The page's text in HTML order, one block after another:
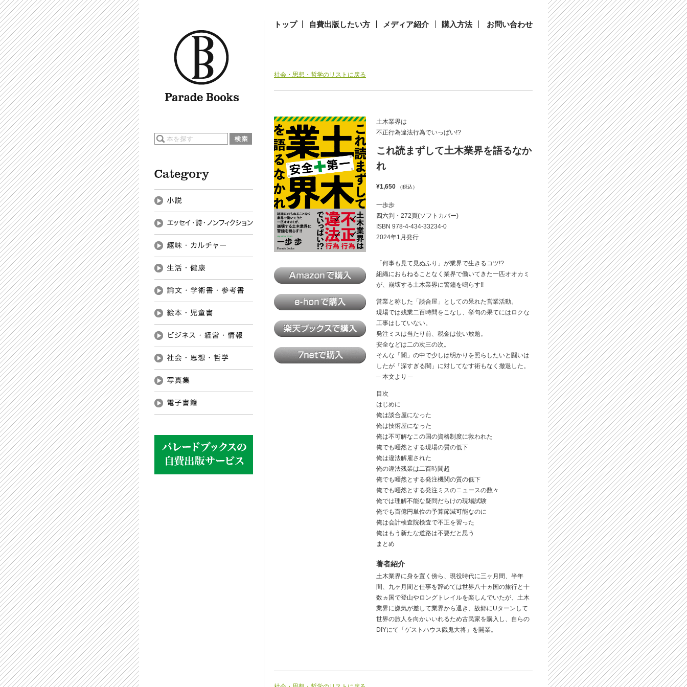
トップ 自費出版したい方 メディア紹介 購入方法 お問い合わせ
社会・思想・哲学のリストに戻る
土木業界は
不正行為違法行為でいっぱい!?
これ読まずして土木業界を語るなか
れ
¥1,650 （税込）
一歩歩
四六判・272頁(ソフトカバー)
ISBN 978-4-434-33234-0
2024年1月発行
「何事も見て見ぬふり」が業界で生きるコツ!?
組織におもねることなく業界で働いてきた一匹オオカミ
が、崩壊する土木業界に警鐘を鳴らす!!
営業と称した「談合屋」としての呆れた営業活動。
現場では残業二百時間をこなし、挙句の果てにはロクな
工事はしていない。
発注ミスは当たり前、税金は使い放題。
安全などは二の次三の次。
そんな「闇」の中で少しは明かりを照らしたいと闘いは
したが「深すぎる闇」に対してなす術もなく撤退した。
─ 本文より ─
目次
はじめに
俺は談合屋になった
俺は技術屋になった
俺は不可解なこの国の資格制度に救われた
俺でも唖然とする現場の質の低下
俺は違法解雇された
俺の違法残業は二百時間超
俺でも唖然とする発注機関の質の低下
俺でも唖然とする発注ミスのニュースの数々
俺では理解不能な疑問だらけの現場試験
俺でも百億円単位の予算節減可能なのに
俺は会計検査院検査で不正を習った
俺はもう新たな道路は不要だと思う
まとめ
著者紹介
土木業界に身を置く傍ら、現役時代に三ヶ月間、半年
間、九ヶ月間と仕事を辞めては世界八十ヵ国の旅行と十
数ヵ国で登山やロングトレイルを楽しんでいたが、土木
業界に嫌気が差して業界から退き、故郷にUターンして
世界の旅人を向かいいれるため古民家を購入し、自らの
DIYにて「ゲストハウス餓鬼大将」を開業。